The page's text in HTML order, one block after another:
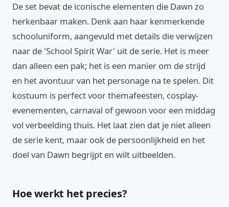
De set bevat de iconische elementen die Dawn zo
herkenbaar maken. Denk aan haar kenmerkende
schooluniform, aangevuld met details die verwijzen
naar de 'School Spirit War' uit de serie. Het is meer
dan alleen een pak; het is een manier om de strijd
en het avontuur van het personage na te spelen. Dit
kostuum is perfect voor themafeesten, cosplay-
evenementen, carnaval of gewoon voor een middag
vol verbeelding thuis. Het laat zien dat je niet alleen
de serie kent, maar ook de persoonlijkheid en het
doel van Dawn begrijpt en wilt uitbeelden.
Hoe werkt het precies?